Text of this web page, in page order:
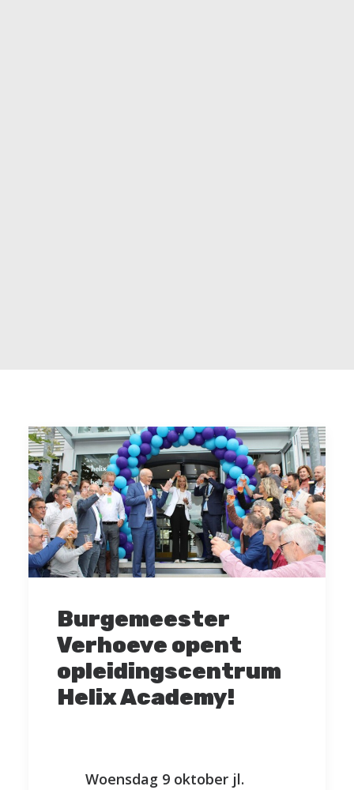
Burgemeester
Verhoeve opent
opleidingscentrum
Helix Academy!
Woensdag 9 oktober jl.